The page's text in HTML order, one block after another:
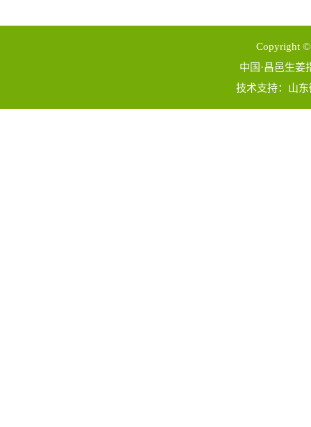
Copyright ©
中国·昌邑生姜
技术支持： 山